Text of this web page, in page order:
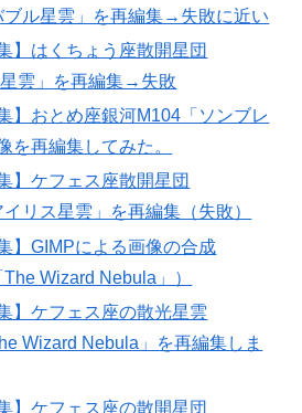
ブル星雲」を再編集→失敗に近い
】はくちょう座散開星団
雲」を再編集→失敗
】おとめ座銀河M104「ソンブレ
を再編集してみた。
】ケフェス座散開星団
リス星雲」を再編集（失敗）
】GIMPによる画像の合成
The Wizard Nebula」）
】ケフェス座の散光星雲
Wizard Nebula」を再編集しま
】ケフェス座の散開星団